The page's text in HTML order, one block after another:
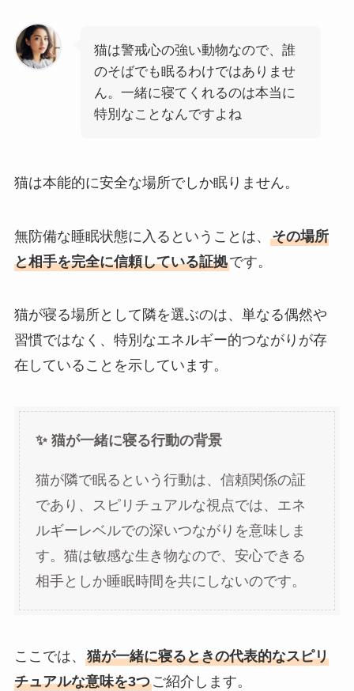
猫は警戒心の強い動物なので、誰
のそばでも眠るわけではありませ
ん。一緒に寝てくれるのは本当に
特別なことなんですよね
猫は本能的に安全な場所でしか眠りません。
無防備な睡眠状態に入るということは、 その場所
と相手を完全に信頼している証拠です。
猫が寝る場所として隣を選ぶのは、単なる偶然や
習慣ではなく、特別なエネルギー的つながりが存
在していることを示しています。
✨ 猫が一緒に寝る行動の背景
猫が隣で眠るという行動は、信頼関係の証
であり、スピリチュアルな視点では、エネ
ルギーレベルでの深いつながりを意味しま
す。猫は敏感な生き物なので、安心できる
相手としか睡眠時間を共にしないのです。
ここでは、 猫が一緒に寝るときの代表的なスピリ
チュアルな意味を3つご紹介します。